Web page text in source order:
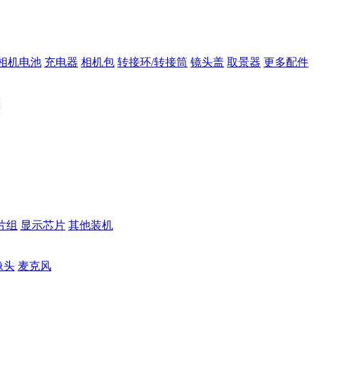
机电池 充电器 相机包 转接环/转接筒 镜头盖 取景器 更多配件
组 显示芯片 其他装机
头 麦克风